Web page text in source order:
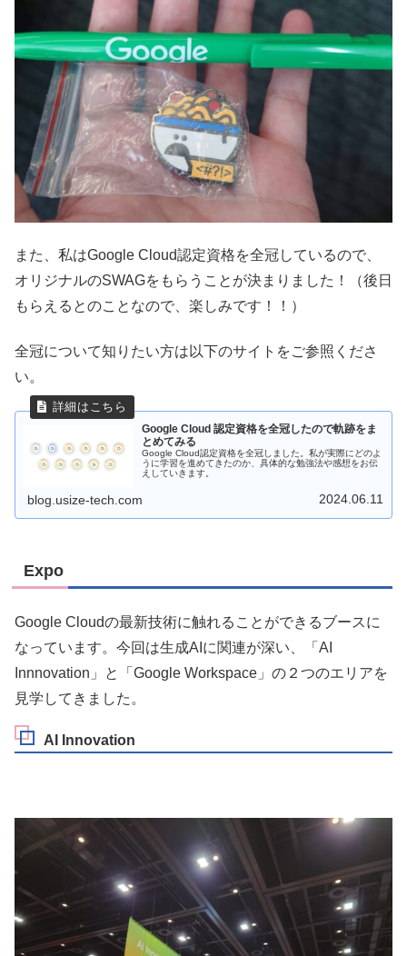
また、私はGoogle Cloud認定資格を全冠しているので、
オリジナルのSWAGをもらうことが決まりました！（後日
もらえるとのことなので、楽しみです！！）
全冠について知りたい方は以下のサイトをご参照くださ
い。
Google Cloud 認定資格を全冠したので軌跡をま
とめてみる
Google Cloud認定資格を全冠しました。私が実際にどのよ
うに学習を進めてきたのか、具体的な勉強法や感想をお伝
えしていきます。
blog.usize-tech.com 2024.06.11
Expo
Google Cloudの最新技術に触れることができるブースに
なっています。今回は生成AIに関連が深い、「AI
Innnovation」と「Google Workspace」の２つのエリアを
見学してきました。
AI Innovation